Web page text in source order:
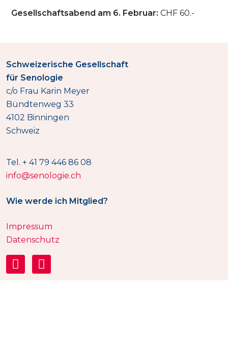
Gesellschaftsabend am 6. Februar: CHF 60.-
Schweizerische Gesellschaft
für Senologie
c/o Frau Karin Meyer
Bündtenweg 33
4102 Binningen
Schweiz
Tel. + 41 79 446 86 08
info@senologie.ch
Wie werde ich Mitglied?
Impressum
Datenschutz